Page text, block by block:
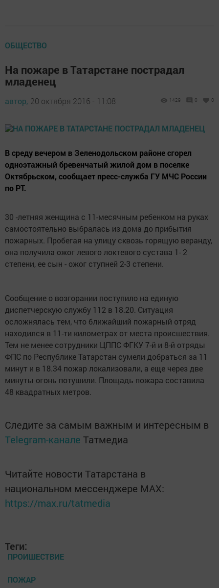
ОБЩЕСТВО
На пожаре в Татарстане пострадал
младенец
автор, 20 октября 2016 - 11:08 1429 0 0
В среду вечером в Зеленодольском районе сгорел
одноэтажный бревенчатый жилой дом в поселке
Октябрьском, сообщает пресс-служба ГУ МЧС России
по РТ.
30 -летняя женщина с 11-месячным ребенком на руках
самостоятельно выбралась из дома до прибытия
пожарных. Пробегая на улицу сквозь горящую веранду,
она получила ожог левого локтевого сустава 1- 2
степени, ее сын - ожог ступней 2-3 степени.
Сообщение о возгорании поступило на единую
диспетчерскую службу 112 в 18.20. Ситуация
осложнялась тем, что ближайший пожарный отряд
находился в 11-ти километрах от места происшествия.
Тем не менее сотрудники ЦППС ФГКУ 7-й и 8-й отряды
ФПС по Республике Татарстан сумели добраться за 11
минут и в 18.34 пожар локализовали, а еще через две
минуты огонь потушили. Площадь пожара составила
48 квадратных метров.
Следите за самым важным и интересным в
Telegram-канале Татмедиа
Читайте новости Татарстана в
национальном мессенджере MАХ:
https://max.ru/tatmedia
Теги:
ПРОИШЕСТВИЕ
ПОЖАР